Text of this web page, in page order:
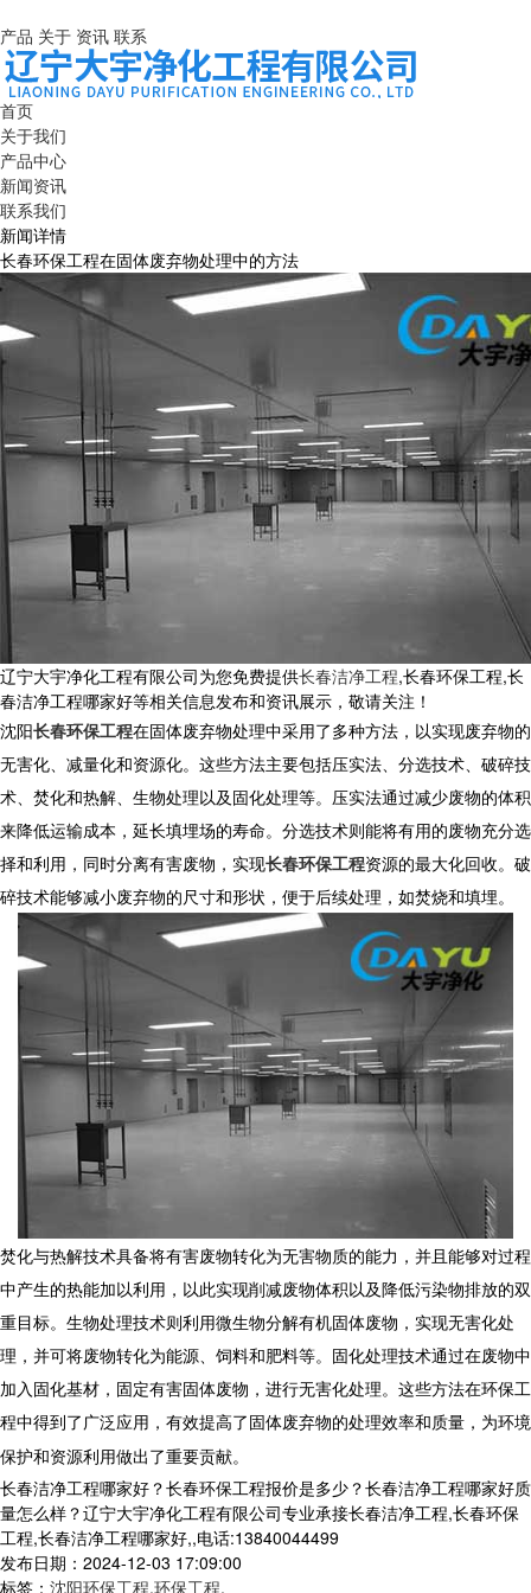
产品 关于 资讯 联系
首页
关于我们
产品中心
新闻资讯
联系我们
新闻详情
长春环保工程在固体废弃物处理中的方法
辽宁大宇净化工程有限公司为您免费提供长春洁净工程,长春环保工程,长
春洁净工程哪家好等相关信息发布和资讯展示，敬请关注！
沈阳长春环保工程在固体废弃物处理中采用了多种方法，以实现废弃物的
无害化、减量化和资源化。这些方法主要包括压实法、分选技术、破碎技
术、焚化和热解、生物处理以及固化处理等。压实法通过减少废物的体积
来降低运输成本，延长填埋场的寿命。分选技术则能将有用的废物充分选
择和利用，同时分离有害废物，实现长春环保工程资源的最大化回收。破
碎技术能够减小废弃物的尺寸和形状，便于后续处理，如焚烧和填埋。
焚化与热解技术具备将有害废物转化为无害物质的能力，并且能够对过程
中产生的热能加以利用，以此实现削减废物体积以及降低污染物排放的双
重目标。生物处理技术则利用微生物分解有机固体废物，实现无害化处
理，并可将废物转化为能源、饲料和肥料等。固化处理技术通过在废物中
加入固化基材，固定有害固体废物，进行无害化处理。这些方法在环保工
程中得到了广泛应用，有效提高了固体废弃物的处理效率和质量，为环境
保护和资源利用做出了重要贡献。
长春洁净工程哪家好？长春环保工程报价是多少？长春洁净工程哪家好质
量怎么样？辽宁大宇净化工程有限公司专业承接长春洁净工程,长春环保
工程,长春洁净工程哪家好,,电话:13840044499
发布日期：2024-12-03 17:09:00
标签： 沈阳环保工程,环保工程,